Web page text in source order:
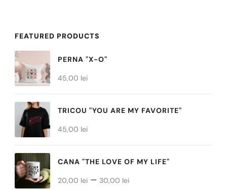
mai
variații.
Opțiunile
pot
fi
alese
în
pagina
produsului.
pot
fi
în
pagina
FEATURED PRODUCTS
PERNA "X-O"
45,00 lei
TRICOU "YOU ARE MY FAVORITE"
45,00 lei
CANA "THE LOVE OF MY LIFE"
20,00 lei – 30,00 leiInterval